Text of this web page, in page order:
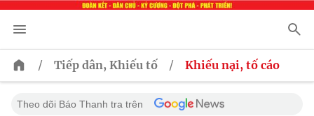
/ Tiếp dân, Khiếu tố / Khiếu nại, tố cáo
Theo dõi Báo Thanh tra trên